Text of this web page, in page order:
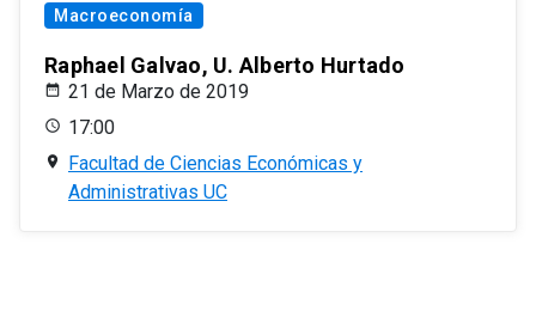
Macroeconomía
Raphael Galvao, U. Alberto Hurtado
21 de Marzo de 2019
17:00
Facultad de Ciencias Económicas y
Administrativas UC